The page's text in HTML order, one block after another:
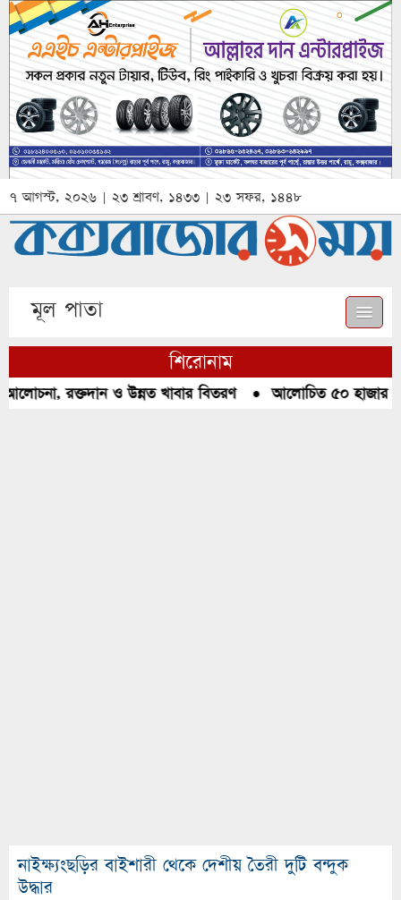
৭ আগস্ট, ২০২৬ | ২৩ শ্রাবণ, ১৪৩৩ | ২৩ সফর, ১৪৪৮
মূল পাতা
শিরোনাম
রক্তদান ও উন্নত খাবার বিতরণ● আলোচিত ৫০ হাজার
নাইক্ষ্যংছড়ির বাইশারী থেকে দেশীয় তৈরী দুটি বন্দুক
উদ্ধার